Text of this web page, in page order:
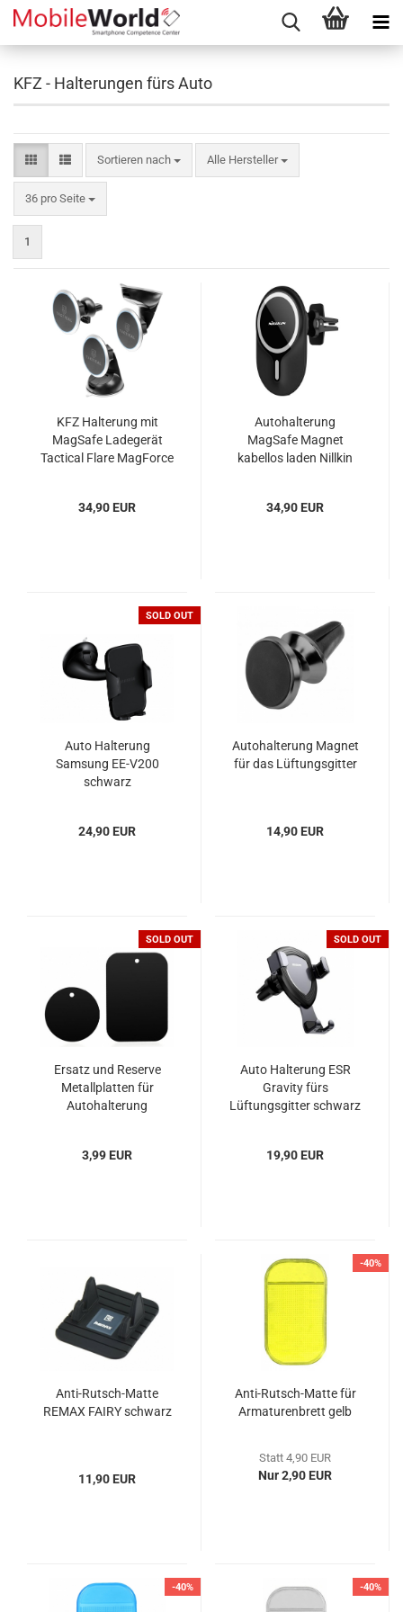
KFZ - Halterungen fürs Auto
Sortieren nach
Sortieren nach Alle Hersteller
36 pro Seite
pro Seite
1
KFZ Halterung mit
MagSafe Ladegerät
Tactical Flare MagForce
34,90 EUR
Autohalterung
MagSafe Magnet
kabellos laden Nillkin
34,90 EUR
SOLD OUT
Auto Halterung
Samsung EE-V200
schwarz
24,90 EUR
Autohalterung Magnet
für das Lüftungsgitter
14,90 EUR
SOLD OUT
Ersatz und Reserve
Metallplatten für
Autohalterung
3,99 EUR
SOLD OUT
Auto Halterung ESR
Gravity fürs
Lüftungsgitter schwarz
19,90 EUR
Anti-Rutsch-Matte
REMAX FAIRY schwarz
11,90 EUR
-40%
Anti-Rutsch-Matte für
Armaturenbrett gelb
Statt 4,90 EUR
Nur 2,90 EUR
-40% -40%